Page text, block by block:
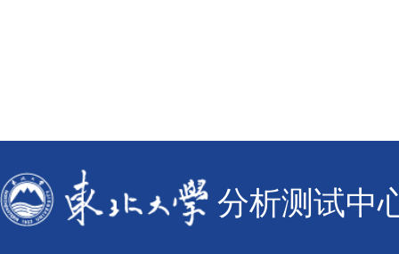
分析测试中